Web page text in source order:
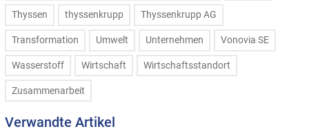
Thyssen thyssenkrupp Thyssenkrupp AG
Transformation Umwelt Unternehmen Vonovia SE
Wasserstoff Wirtschaft Wirtschaftsstandort
Zusammenarbeit
Verwandte Artikel